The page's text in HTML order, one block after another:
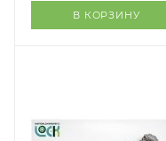
В КОРЗИНУ